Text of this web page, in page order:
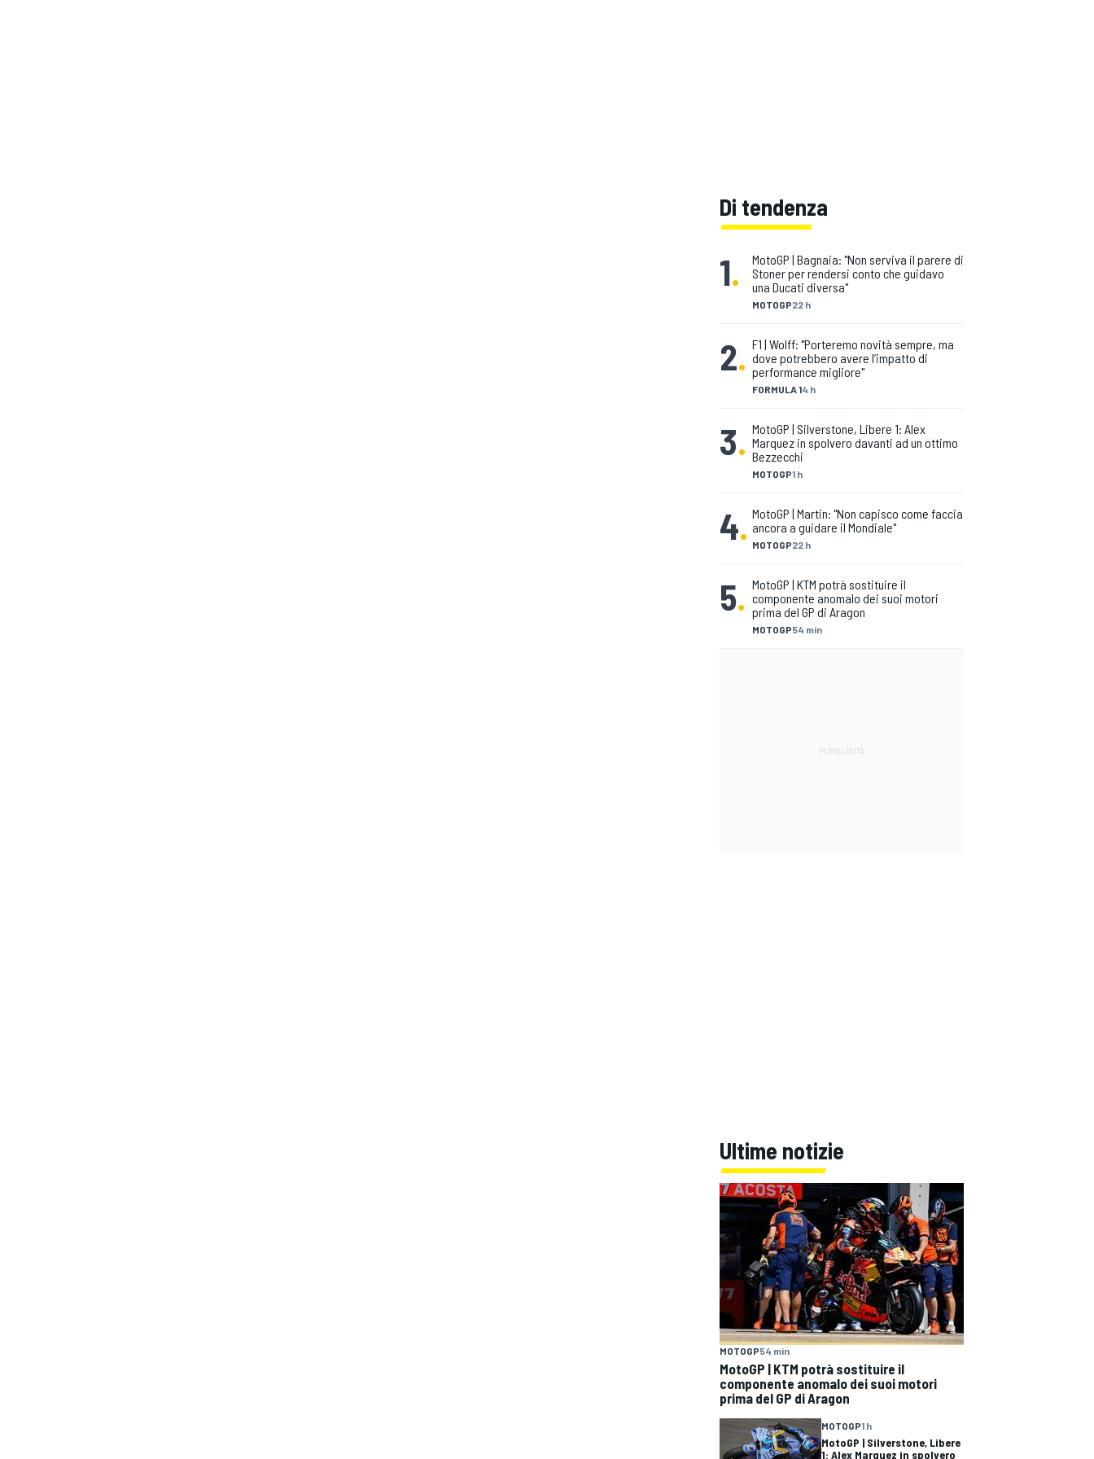
Di tendenza
1.
MOTOGP22 h
MotoGP | Bagnaia: "Non serviva il parere di
Stoner per rendersi conto che guidavo
una Ducati diversa"
2.
FORMULA 14 h
F1 | Wolff: "Porteremo novità sempre, ma
dove potrebbero avere l’impatto di
performance migliore"
3.
MOTOGP1 h
MotoGP | Silverstone, Libere 1: Alex
Marquez in spolvero davanti ad un ottimo
Bezzecchi
4. MOTOGP22 h
MotoGP | Martin: "Non capisco come faccia
ancora a guidare il Mondiale"
5.
MOTOGP54 min
MotoGP | KTM potrà sostituire il
componente anomalo dei suoi motori
prima del GP di Aragon
Ultime notizie
MOTOGP54 min
MotoGP | KTM potrà sostituire il
componente anomalo dei suoi motori
prima del GP di Aragon
MOTOGP1 h
MotoGP | Silverstone, Libere
1: Alex Marquez in spolvero